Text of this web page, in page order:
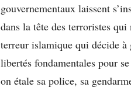
gouvernementaux laissent
dans la tête des terroristes
terreur islamique qui décide
libertés fondamentales pour
on étale sa police, sa